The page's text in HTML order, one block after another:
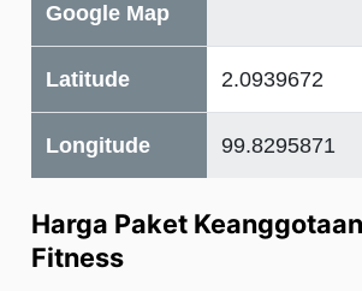
Google Map
Latitude 2.0939672
Longitude 99.8295871
Harga Paket
Fitness